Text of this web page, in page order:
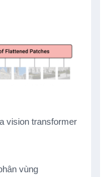
vision transformer
vùng